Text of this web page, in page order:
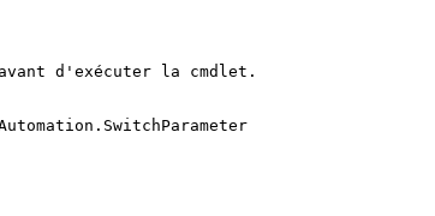
d'exécuter la cmdlet.